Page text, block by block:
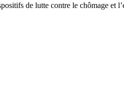
de lutte contre le chômage et